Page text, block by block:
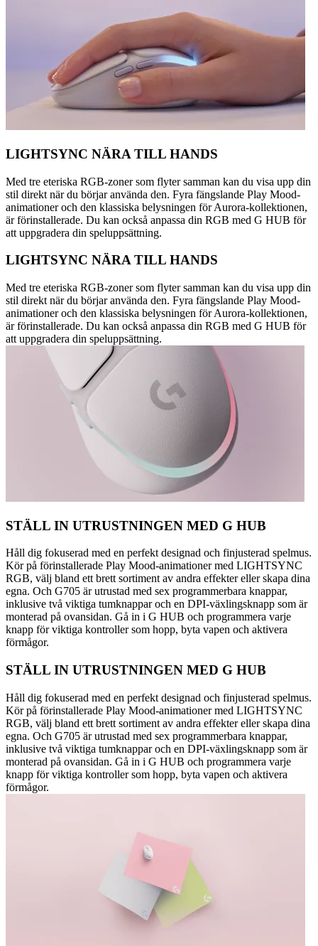
LIGHTSYNC NÄRA TILL HANDS
Med tre eteriska RGB-zoner som flyter samman kan du visa upp din
stil direkt när du börjar använda den. Fyra fängslande Play Mood-
animationer och den klassiska belysningen för Aurora-kollektionen,
är förinstallerade. Du kan också anpassa din RGB med G HUB för
att uppgradera din speluppsättning.
LIGHTSYNC NÄRA TILL HANDS
Med tre eteriska RGB-zoner som flyter samman kan du visa upp din
stil direkt när du börjar använda den. Fyra fängslande Play Mood-
animationer och den klassiska belysningen för Aurora-kollektionen,
är förinstallerade. Du kan också anpassa din RGB med G HUB för
att uppgradera din speluppsättning.
STÄLL IN UTRUSTNINGEN MED G HUB
Håll dig fokuserad med en perfekt designad och finjusterad spelmus.
Kör på förinstallerade Play Mood-animationer med LIGHTSYNC
RGB, välj bland ett brett sortiment av andra effekter eller skapa dina
egna. Och G705 är utrustad med sex programmerbara knappar,
inklusive två viktiga tumknappar och en DPI-växlingsknapp som är
monterad på ovansidan. Gå in i G HUB och programmera varje
knapp för viktiga kontroller som hopp, byta vapen och aktivera
förmågor.
STÄLL IN UTRUSTNINGEN MED G HUB
Håll dig fokuserad med en perfekt designad och finjusterad spelmus.
Kör på förinstallerade Play Mood-animationer med LIGHTSYNC
RGB, välj bland ett brett sortiment av andra effekter eller skapa dina
egna. Och G705 är utrustad med sex programmerbara knappar,
inklusive två viktiga tumknappar och en DPI-växlingsknapp som är
monterad på ovansidan. Gå in i G HUB och programmera varje
knapp för viktiga kontroller som hopp, byta vapen och aktivera
förmågor.